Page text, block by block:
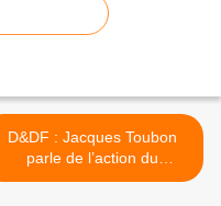
D&DF : Jacques Toubon
parle de l’action du
défenseur des droits le 26